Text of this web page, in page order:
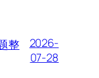
整
2026-
07-28